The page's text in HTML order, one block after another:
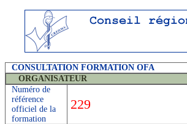
CONSULTATION FORMATION OFA
ORGANISATEUR
Numéro de
référence
officiel de la
formation
229